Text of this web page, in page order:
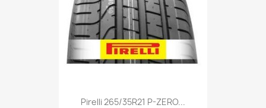
Pirelli 265/35R21 P-ZERO...